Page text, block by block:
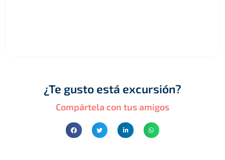
Cataratas del
¿Te gusto está excursión?
Compártela con tus amigos